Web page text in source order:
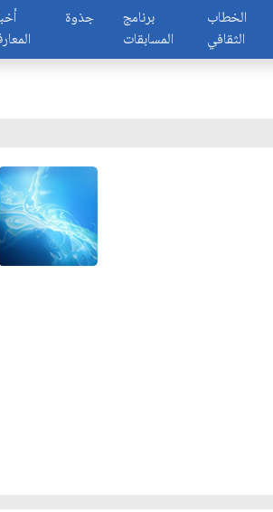
جذوة
برنامج
المسابقات
الخطاب
الثقافي